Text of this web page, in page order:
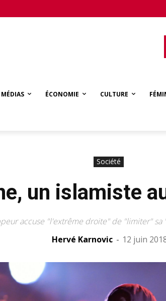
MÉDIAS ÉCONOMIE CULTURE
Société
un islamiste
accuse "l'extrême droite" de "limiter"
Hervé Karnovic - 12 juin